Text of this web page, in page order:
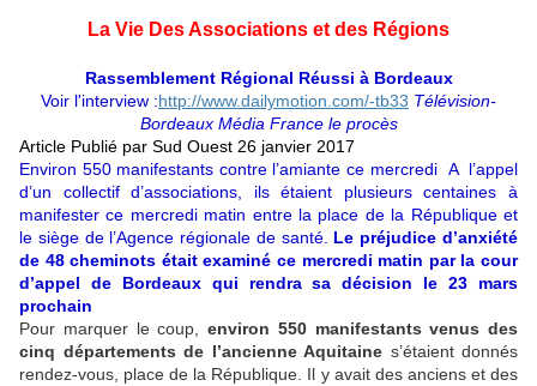
La Vie Des Associations et des Régions
Rassemblement Régional Réussi à Bordeaux
Voir l'interview :http://www.dailymotion.com/-tb33 Télévision-
Bordeaux Média France le procès
Article Publié par Sud Ouest 26 janvier 2017
Environ 550 manifestants contre l’amiante ce mercredi A l’appel
d’un collectif d’associations, ils étaient plusieurs centaines à
manifester ce mercredi matin entre la place de la République et
le siège de l’Agence régionale de santé. Le préjudice d’anxiété
de 48 cheminots était examiné ce mercredi matin par la cour
d’appel de Bordeaux qui rendra sa décision le 23 mars
prochain
Pour marquer le coup, environ 550 manifestants venus des
cinq départements de l’ancienne Aquitaine s’étaient donnés
rendez-vous, place de la République. Il y avait des anciens et des